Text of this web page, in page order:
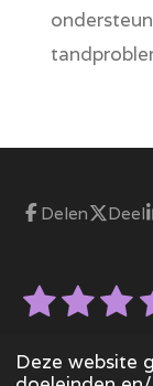
Deze website
Delen Deel
R
t
1
t
2
t
3
t t
© 2023 - 2026